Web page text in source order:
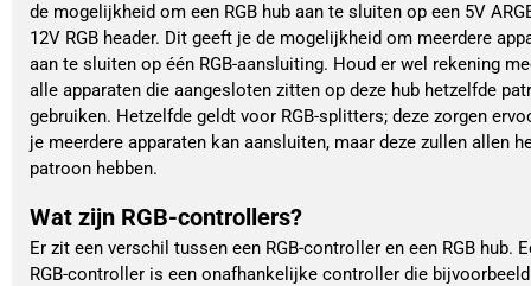
de mogelijkheid om een RGB hub aan te sluiten op een 5V
12V RGB header. Dit geeft je de mogelijkheid om meerdere
aan te sluiten op één RGB-aansluiting. Houd er wel rekening
alle apparaten die aangesloten zitten op deze hub hetzelfde
gebruiken. Hetzelfde geldt voor RGB-splitters; deze zorgen
je meerdere apparaten kan aansluiten, maar deze zullen allen
patroon hebben.
Wat zijn RGB-controllers?
Er zit een verschil tussen een RGB-controller en een RGB hub.
RGB-controller is een onafhankelijke controller die